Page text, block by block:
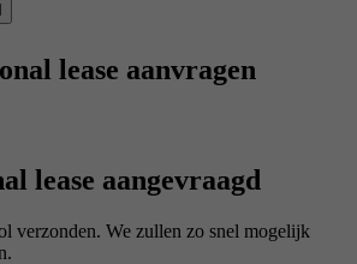
lease aanvragen
lease aangevraagd
verzonden. We zullen zo snel mogelijk